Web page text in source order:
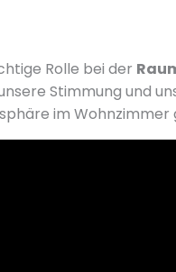
Rolle bei der
Stimmung und
im Wohnzimmer